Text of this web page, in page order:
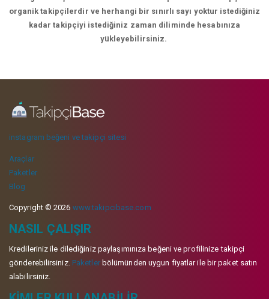
organik takipçilerdir ve herhangi bir sınırlı sayı yoktur istediğiniz
kadar takipçiyi istediğiniz zaman diliminde hesabınıza
yükleyebilirsiniz.
instagram beğeni ve takipçi sitesi
Araçlar
Paketler
Blog
Copyright © 2026 www.takipcibase.com
NASIL ÇALIŞIR
Kredileriniz ile dilediğiniz paylaşımınıza beğeni ve profilinize takipçi
gönderebilirsiniz. Paketlerbölümünden uygun fiyatlar ile bir paket satın
alabilirsiniz.